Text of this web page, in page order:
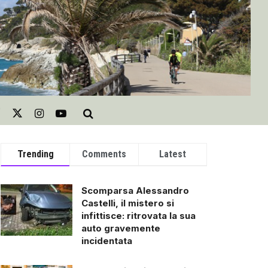
Trending Comments Latest
Scomparsa Alessandro
Castelli, il mistero si
infittisce: ritrovata la sua
auto gravemente
incidentata